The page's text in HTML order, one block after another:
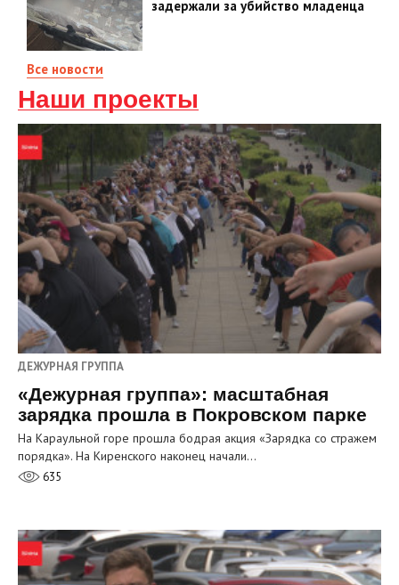
задержали за убийство младенца
Все новости
Наши проекты
ДЕЖУРНАЯ ГРУППА
«Дежурная группа»: масштабная
зарядка прошла в Покровском парке
На Караульной горе прошла бодрая акция «Зарядка со стражем
порядка». На Киренского наконец начали…
635